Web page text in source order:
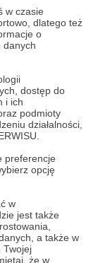
w czasie
dlatego też
o
danych
dostęp do
i ich
podmioty
działalności,
preferencje
opcję
w
jest także
a także w
Twojej
że w
"Zgodna na
formularz
oraz
danych
w celu